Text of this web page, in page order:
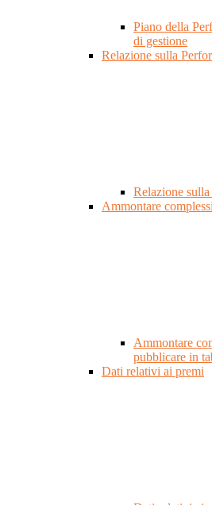
Piano della
di gestione
Relazione sulla
Relazione
Ammontare
Ammontare
pubblicare in
Dati relativi ai premi